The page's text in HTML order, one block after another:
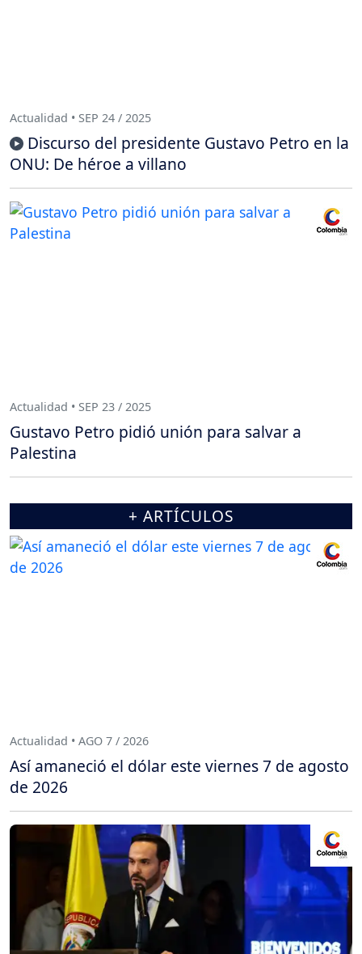
Actualidad • SEP 24 / 2025
Discurso del presidente Gustavo Petro en la
ONU: De héroe a villano
Actualidad • SEP 23 / 2025
Gustavo Petro pidió unión para salvar a
Palestina
+ ARTÍCULOS
Actualidad • AGO 7 / 2026
Así amaneció el dólar este viernes 7 de agosto
de 2026